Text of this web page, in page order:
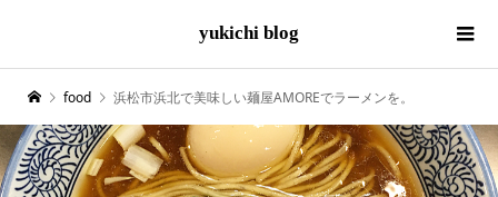
yukichi blog
food 浜松市浜北で美味しい麺屋AMOREでラーメンを。